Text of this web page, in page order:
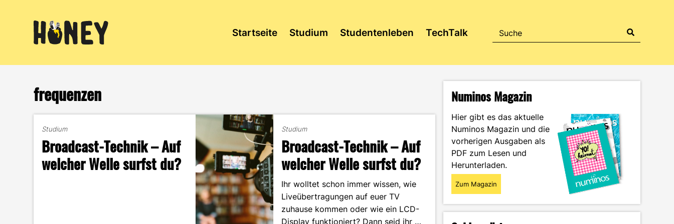
Startseite Studium Studentenleben TechTalk
frequenzen
Studium
Broadcast-Technik – Auf
welcher Welle surfst du?
Studium
Broadcast-Technik – Auf
welcher Welle surfst du?
Ihr wolltet schon immer wissen, wie
Liveübertragungen auf euer TV
zuhause kommen oder wie ein LCD-
Display funktioniert? Dann seid ihr …
Numinos Magazin
Hier gibt es das aktuelle
Numinos Magazin und die
vorherigen Ausgaben als
PDF zum Lesen und
Herunterladen.
Zum Magazin